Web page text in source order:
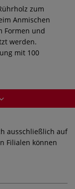
zum
Anmischen
Formen und
werden.
mit 100
ausschließlich auf
Filialen können